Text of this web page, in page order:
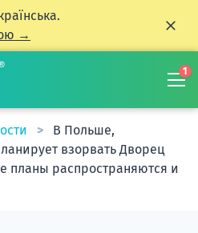
→
1
В Польше,
взорвать Дворец
планы распространяются и